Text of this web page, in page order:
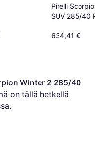
Pirelli
SUV 285/40
634,41 €
Winter 2 285/40
on tällä hetkellä